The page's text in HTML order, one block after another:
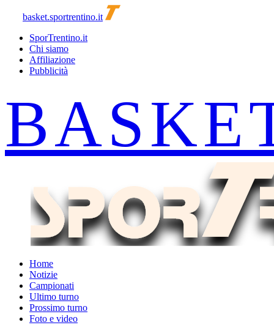
basket.sportrentino.it
SporTrentino.it
Chi siamo
Affiliazione
Pubblicità
Home
Notizie
Campionati
Ultimo turno
Prossimo turno
Foto e video